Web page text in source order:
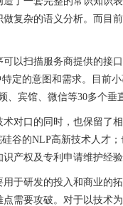
复杂的语义分析。而目
以扫描服务商提供的接
定的意图和需求。目前
、宾馆、微信等30多个垂
对口的同时，也保留了
谷的NLP高新技术人才
产权及专利申请维护经
于研发的投入和商业的
需要攻破。对于以技术